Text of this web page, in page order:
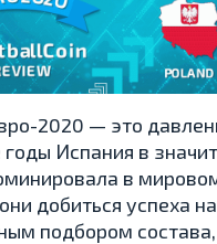
2020 — это
Испания в
в
добиться успеха
подбором состава,